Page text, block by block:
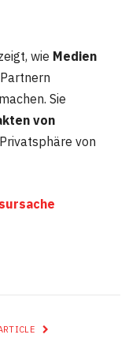
wie Medien
Sie
von
von